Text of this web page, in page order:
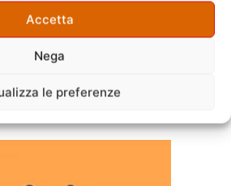
Accetta
Nega
le preferenze
da Te Costi Bassi Torre
da Te Preventivo Torre